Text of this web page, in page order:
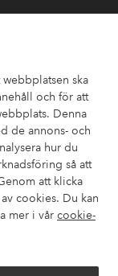
ska
och för att
Denna
de annons- och
hur du
så att
att klicka
cookies. Du kan
mer i vår cookie-
Här finns
oss.